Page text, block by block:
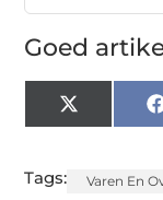
Goed
X
(Twitter)
Tags: Varen En